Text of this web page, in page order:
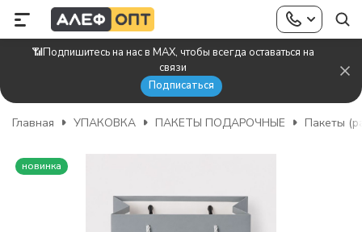
📶Подпишитесь на нас в MAX, чтобы всегда оставаться на
связи
Подписаться
Главная УПАКОВКА ПАКЕТЫ ПОДАРОЧНЫЕ Пакеты
новинка